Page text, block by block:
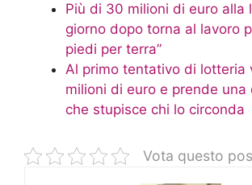
Più di 30 milioni di euro alla
giorno dopo torna al lavoro
piedi per terra”
Al primo tentativo di lotteria
milioni di euro e prende una
che stupisce chi lo circonda
Vota questo